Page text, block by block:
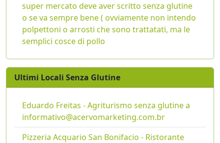
super mercato deve aver scritto senza glutine
o se va sempre bene ( ovviamente non intendo
polpettoni o arrosti che sono trattatati, ma le
semplici cosce di pollo
Ultimi Locali Senza Glutine
Eduardo Freitas - Agriturismo senza glutine a
informativo@acervomarketing.com.br
Pizzeria Acquario San Bonifacio - Ristorante